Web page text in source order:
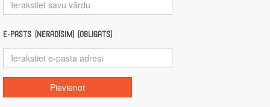
E-pasts (nerādīsim) (obligāts)